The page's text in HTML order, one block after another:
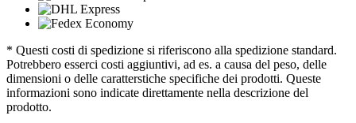
* Questi costi di spedizione si riferiscono alla spedizione standard.
Potrebbero esserci costi aggiuntivi, ad es. a causa del peso, delle
dimensioni o delle caratterstiche specifiche dei prodotti. Queste
informazioni sono indicate direttamente nella descrizione del
prodotto.